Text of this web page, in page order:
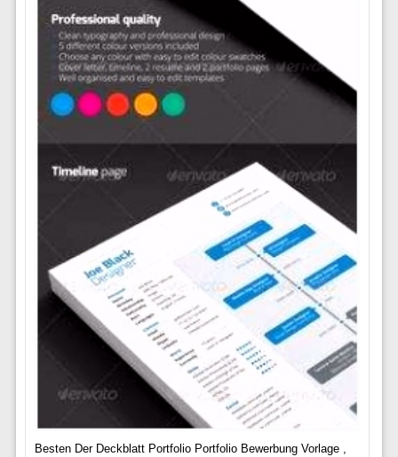
Besten Der Deckblatt Portfolio Portfolio Bewerbung Vorlage ,